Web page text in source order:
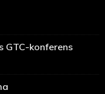
GTC-konferens